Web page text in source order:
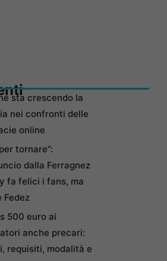
sta crescendo la
nei confronti delle
online
tornare”:
dalla Ferragnez
fa felici i fans, ma
Fedez
500 euro ai
anche precari:
requisiti, modalità e